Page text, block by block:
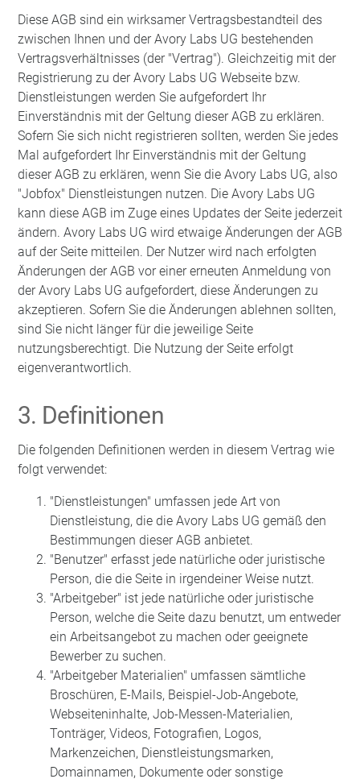
Diese AGB sind ein wirksamer Vertragsbestandteil des
zwischen Ihnen und der Avory Labs UG bestehenden
Vertragsverhältnisses (der "Vertrag"). Gleichzeitig mit der
Registrierung zu der Avory Labs UG Webseite bzw.
Dienstleistungen werden Sie aufgefordert Ihr
Einverständnis mit der Geltung dieser AGB zu erklären.
Sofern Sie sich nicht registrieren sollten, werden Sie jedes
Mal aufgefordert Ihr Einverständnis mit der Geltung
dieser AGB zu erklären, wenn Sie die Avory Labs UG, also
"Jobfox" Dienstleistungen nutzen. Die Avory Labs UG
kann diese AGB im Zuge eines Updates der Seite jederzeit
ändern. Avory Labs UG wird etwaige Änderungen der AGB
auf der Seite mitteilen. Der Nutzer wird nach erfolgten
Änderungen der AGB vor einer erneuten Anmeldung von
der Avory Labs UG aufgefordert, diese Änderungen zu
akzeptieren. Sofern Sie die Änderungen ablehnen sollten,
sind Sie nicht länger für die jeweilige Seite
nutzungsberechtigt. Die Nutzung der Seite erfolgt
eigenverantwortlich.
3. Definitionen
Die folgenden Definitionen werden in diesem Vertrag wie
folgt verwendet:
"Dienstleistungen" umfassen jede Art von
Dienstleistung, die die Avory Labs UG gemäß den
Bestimmungen dieser AGB anbietet.
"Benutzer" erfasst jede natürliche oder juristische
Person, die die Seite in irgendeiner Weise nutzt.
"Arbeitgeber" ist jede natürliche oder juristische
Person, welche die Seite dazu benutzt, um entweder
ein Arbeitsangebot zu machen oder geeignete
Bewerber zu suchen.
"Arbeitgeber Materialien" umfassen sämtliche
Broschüren, E-Mails, Beispiel-Job-Angebote,
Webseiteninhalte, Job-Messen-Materialien,
Tonträger, Videos, Fotografien, Logos,
Markenzeichen, Dienstleistungsmarken,
Domainnamen, Dokumente oder sonstige